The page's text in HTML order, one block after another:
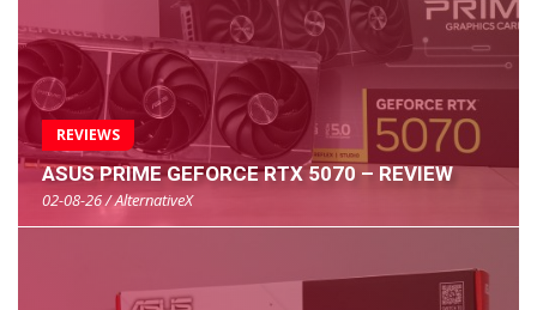
REVIEWS
ASUS PRIME GEFORCE RTX 5070 – REVIEW
02-08-26 / AlternativeX